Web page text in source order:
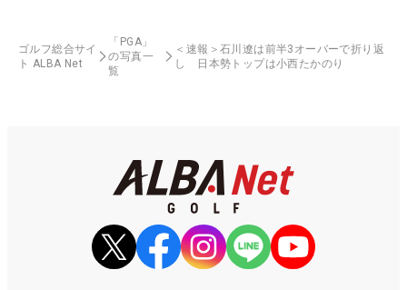
ゴルフ総合サイ
ト ALBA Net
「PGA」
の写真一
覧
＜速報＞石川遼は前半3オーバーで折り返
し 日本勢トップは小西たかのり